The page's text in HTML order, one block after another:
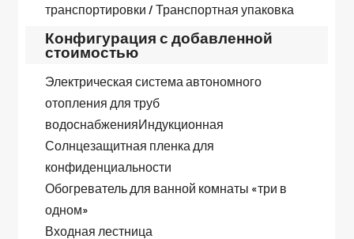
транспортировки / Транспортная упаковка
Конфигурация с добавленной
стоимостью
Электрическая система автономного
отопления для труб
водоснабженияИндукционная
Солнцезащитная пленка для
конфиденциальности
Обогреватель для ванной комнаты «три в
одном»
Входная лестница